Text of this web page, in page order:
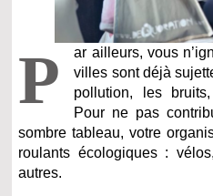
P
ar ailleurs, vous
villes sont déjà
pollution, les
Pour ne pas
sombre tableau, votre
roulants écologiques :
autres.